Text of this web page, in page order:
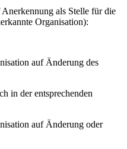
als Stelle für die
Organisation):
auf Änderung des
in der entsprechenden
auf Änderung oder